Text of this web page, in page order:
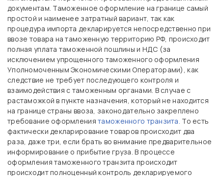
документам. Таможенное оформление на границе самый
простой и наименее затратный вариант, так как
процедура импорта декларируется непосредственно при
ввозе товара на таможенную территорию РФ, происходит
полная уплата таможенной пошлины и НДС (за
исключением упрощенного таможенного оформления
Уполномоченным Экономическими Операторами), как
следствие не требует последующего контроля и
взаимодействия с таможенным органами. В случае с
растаможкой в пункте назначения, который не находится
на границе страны ввоза, законодательно закреплено
требование оформлениятаможенного транзита. То есть
фактически декларирование товаров происходит два
раза, даже три, если брать во внимание предварительное
информирование о прибытие груза. В процессе
оформления таможенного транзита происходит
происходит полноценный контроль декларируемого